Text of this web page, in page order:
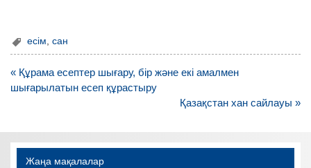
есім ,сан
Навигация
по
« Құрама есептер шығару, бір және екі амалмен
шығарылатын есеп құрастыру
Қазақстан хан сайлауы »
Жаңа мақалалар